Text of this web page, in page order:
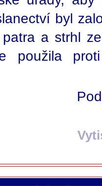
byl
a strhl
použila